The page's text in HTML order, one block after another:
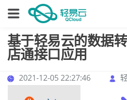
基于轻易云的数据
店通接口应用
2021-12-05 22:27:46